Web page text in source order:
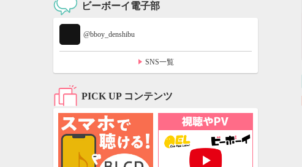
ビーボーイ電子部
@bboy_denshibu
SNS一覧
PICK UP コンテンツ